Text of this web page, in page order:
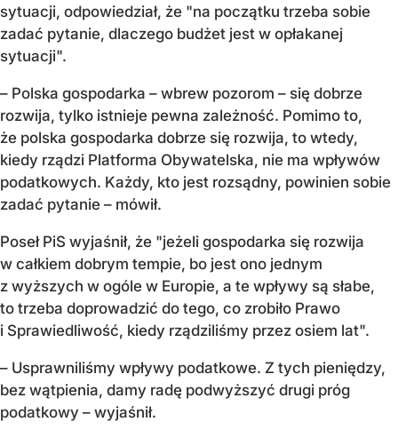
sytuacji, odpowiedział, że "na początku trzeba sobie
zadać pytanie, dlaczego budżet jest w opłakanej
sytuacji".
– Polska gospodarka – wbrew pozorom – się dobrze
rozwija, tylko istnieje pewna zależność. Pomimo to,
że polska gospodarka dobrze się rozwija, to wtedy,
kiedy rządzi Platforma Obywatelska, nie ma wpływów
podatkowych. Każdy, kto jest rozsądny, powinien sobie
zadać pytanie – mówił.
Poseł PiS wyjaśnił, że "jeżeli gospodarka się rozwija
w całkiem dobrym tempie, bo jest ono jednym
z wyższych w ogóle w Europie, a te wpływy są słabe,
to trzeba doprowadzić do tego, co zrobiło Prawo
i Sprawiedliwość, kiedy rządziliśmy przez osiem lat".
– Usprawniliśmy wpływy podatkowe. Z tych pieniędzy,
bez wątpienia, damy radę podwyższyć drugi próg
podatkowy – wyjaśnił.